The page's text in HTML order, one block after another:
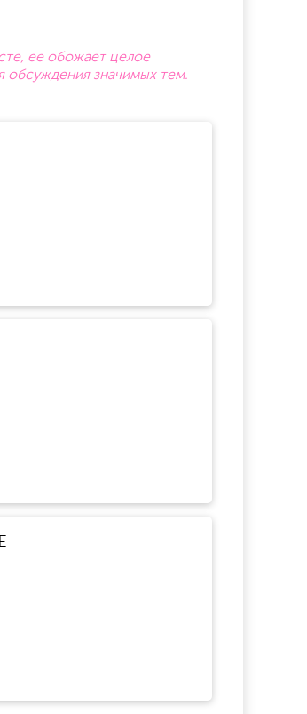
ее обожает целое
обсуждения значимых тем.